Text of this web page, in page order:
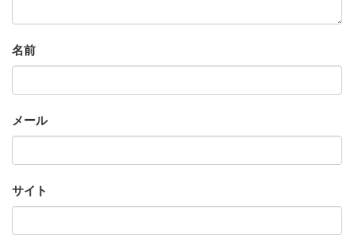
名前
メール
サイト